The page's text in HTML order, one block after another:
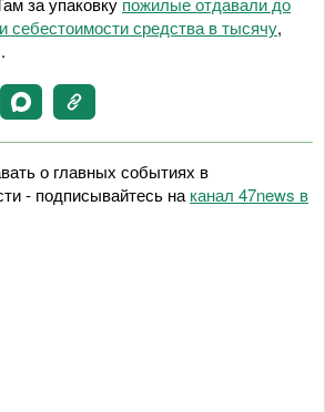
себестоимости средства в тысячу,
о главных событиях в
- подписывайтесь на канал 47news в